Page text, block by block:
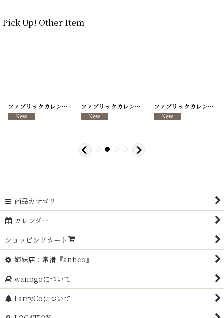
Pick Up! Other Item
[260317-13 [260317-12 [260317-11
ファブリックカレンダー ・キッチンクロス リメイクパンツ/VINTAGE REMAKE PANTS ファブリックカレンダー ・キッチンクロス リメイクパンツ/VINTAGE REMAKE PANTS ファブリックカレンダー ・キッチンクロス リメイクパンツ/VINTAGE REMAKE PANTS
商品カテゴリ
カレンダー
ショッピングカート
姉妹店：常滑『antico』
wanogoについて
LarryCoについて